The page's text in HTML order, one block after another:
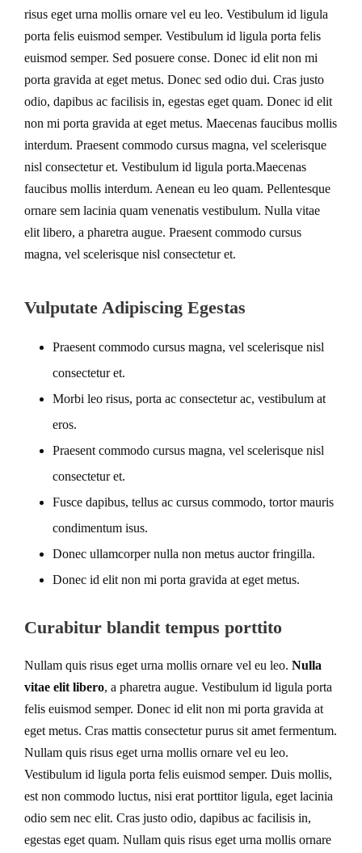
risus eget urna mollis ornare vel eu leo. Vestibulum id ligula
porta felis euismod semper. Vestibulum id ligula porta felis
euismod semper. Sed posuere conse. Donec id elit non mi
porta gravida at eget metus. Donec sed odio dui. Cras justo
odio, dapibus ac facilisis in, egestas eget quam. Donec id elit
non mi porta gravida at eget metus. Maecenas faucibus mollis
interdum. Praesent commodo cursus magna, vel scelerisque
nisl consectetur et. Vestibulum id ligula porta.Maecenas
faucibus mollis interdum. Aenean eu leo quam. Pellentesque
ornare sem lacinia quam venenatis vestibulum. Nulla vitae
elit libero, a pharetra augue. Praesent commodo cursus
magna, vel scelerisque nisl consectetur et.
Vulputate Adipiscing Egestas
Praesent commodo cursus magna, vel scelerisque nisl
consectetur et.
Morbi leo risus, porta ac consectetur ac, vestibulum at
eros.
Praesent commodo cursus magna, vel scelerisque nisl
consectetur et.
Fusce dapibus, tellus ac cursus commodo, tortor mauris
condimentum isus.
Donec ullamcorper nulla non metus auctor fringilla.
Donec id elit non mi porta gravida at eget metus.
Curabitur blandit tempus porttito
Nullam quis risus eget urna mollis ornare vel eu leo. Nulla
vitae elit libero, a pharetra augue. Vestibulum id ligula porta
felis euismod semper. Donec id elit non mi porta gravida at
eget metus. Cras mattis consectetur purus sit amet fermentum.
Nullam quis risus eget urna mollis ornare vel eu leo.
Vestibulum id ligula porta felis euismod semper. Duis mollis,
est non commodo luctus, nisi erat porttitor ligula, eget lacinia
odio sem nec elit. Cras justo odio, dapibus ac facilisis in,
egestas eget quam. Nullam quis risus eget urna mollis ornare